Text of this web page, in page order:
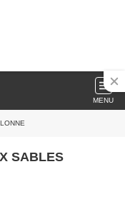
MENU
SABLES